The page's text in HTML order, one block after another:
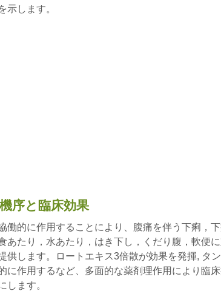
示します。
序と臨床効果
働的に作用することにより、腹痛を伴う下痢，
あたり，水あたり，はき下し，くだり腹，軟便
供します。ロートエキス3倍散が効果を発揮, タ
に作用するなど、多面的な薬剤理作用により臨
します。